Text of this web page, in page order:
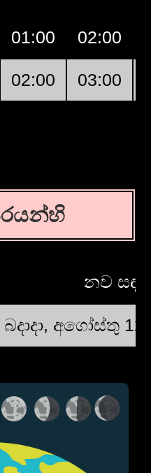
01:00 02:00
02:00 03:00
නව සඳ
බදාදා, අගෝස්තු 12